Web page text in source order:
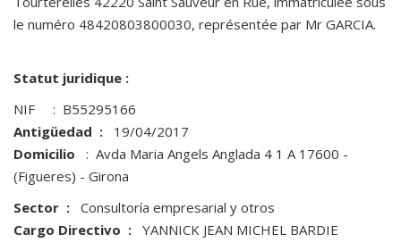
le numéro 48420803800030, représentée par Mr GARCIA.
Statut juridique :
NIF : B55295166
Antigüedad : 19/04/2017
Domicilio
: Avda Maria Angels Anglada 4 1 A 17600 -
(Figueres) - Girona
Sector : Consultoría empresarial y otros
Cargo Directivo : YANNICK JEAN MICHEL BARDIE